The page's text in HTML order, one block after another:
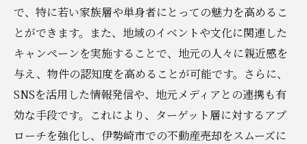
で、特に若い家族層や単身者にとっての魅力を高めるこ
とができます。また、地域のイベントや文化に関連した
キャンペーンを実施することで、地元の人々に親近感を
与え、物件の認知度を高めることが可能です。さらに、
SNSを活用した情報発信や、地元メディアとの連携も有
効な手段です。これにより、ターゲット層に対するアプ
ローチを強化し、伊勢崎市での不動産売却をスムーズに